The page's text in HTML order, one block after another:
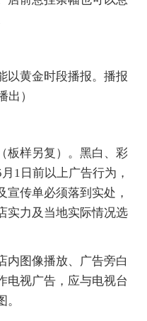
以黄金时段播报。播报
出）
板样另复）。黑白、彩
1日前以上广告行为，
宣传单必须落到实处，
实力及当地实际情况选
内图像播放、广告旁白
电视广告，应与电视台